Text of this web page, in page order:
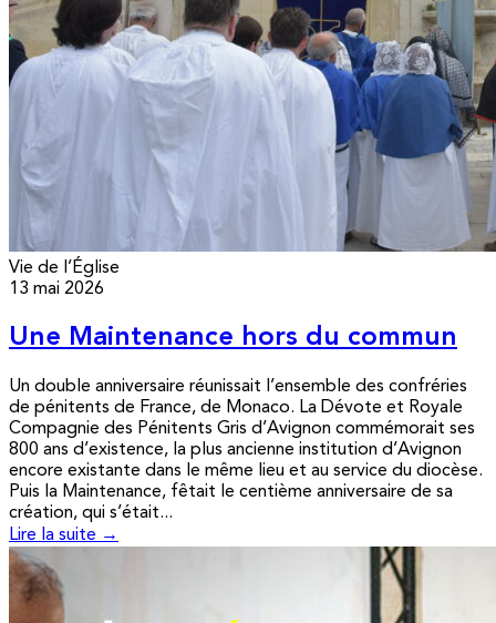
Vie de l’Église
13 mai 2026
Une Maintenance hors du commun
Un double anniversaire réunissait l’ensemble des confréries
de pénitents de France, de Monaco. La Dévote et Royale
Compagnie des Pénitents Gris d’Avignon commémorait ses
800 ans d’existence, la plus ancienne institution d’Avignon
encore existante dans le même lieu et au service du diocèse.
Puis la Maintenance, fêtait le centième anniversaire de sa
création, qui s’était...
Lire la suite →